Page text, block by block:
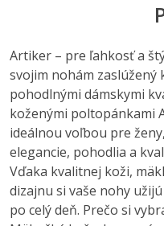
Artiker – pre ľahkosť a
svojim nohám zaslúžený
pohodlnými dámskymi
koženými poltopánkami
ideálnou voľbou pre
elegancie, pohodlia a
Vďaka kvalitnej koži,
dizajnu si vaše nohy
po celý deň. Prečo si